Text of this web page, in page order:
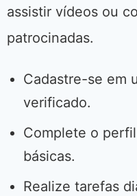
assistir vídeos ou
patrocinadas.
Cadastre-se em
verificado.
Complete o
básicas.
Realize tarefas